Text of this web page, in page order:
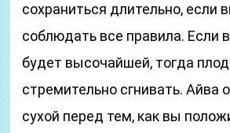
сохраниться длительно, если
соблюдать все правила. Если
будет высочайшей, тогда
стремительно сгнивать. Айва
сухой перед тем, как вы